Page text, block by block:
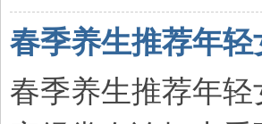
春季养生推荐年
春季养生推荐年